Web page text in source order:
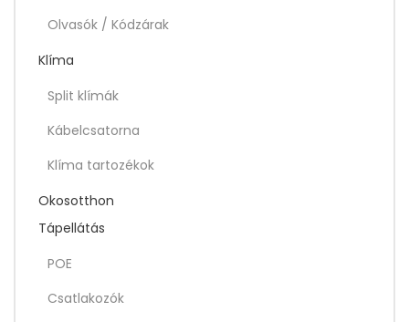
Olvasók / Kódzárak
Klíma
Split klímák
Kábelcsatorna
Klíma tartozékok
Okosotthon
Tápellátás
POE
Csatlakozók